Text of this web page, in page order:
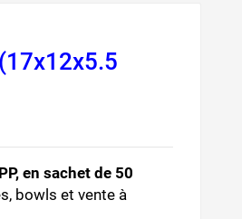
en sachet de 50
bowls et vente à